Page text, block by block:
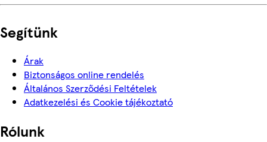
Segítünk
Árak
Biztonságos online rendelés
Általános Szerződési Feltételek
Adatkezelési és Cookie tájékoztató
Rólunk